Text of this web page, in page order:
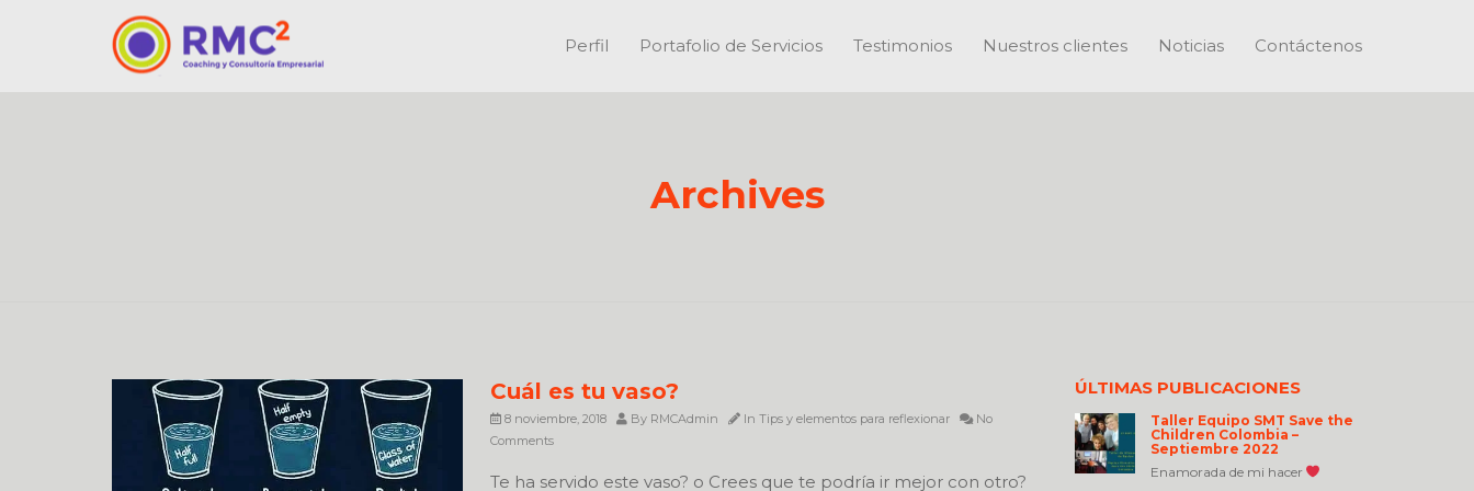
Perfil Portafolio de Servicios Testimonios Nuestros clientes Noticias Contáctenos
Archives
Cuál es tu vaso?
8 noviembre, 2018 By RMCAdmin In Tips y elementos para reflexionar
No
Comments
Te ha servido este vaso? o Crees que te podría ir mejor con otro?
ÚLTIMAS PUBLICACIONES
Taller Equipo SMT Save the
Children Colombia –
Septiembre 2022
Enamorada de mi hacer